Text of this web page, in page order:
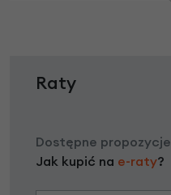
Raty
Dostępne propozycje
Jak kupić na e-raty?